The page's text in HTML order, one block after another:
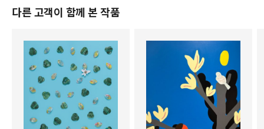
다른 고객이 함께 본 작품